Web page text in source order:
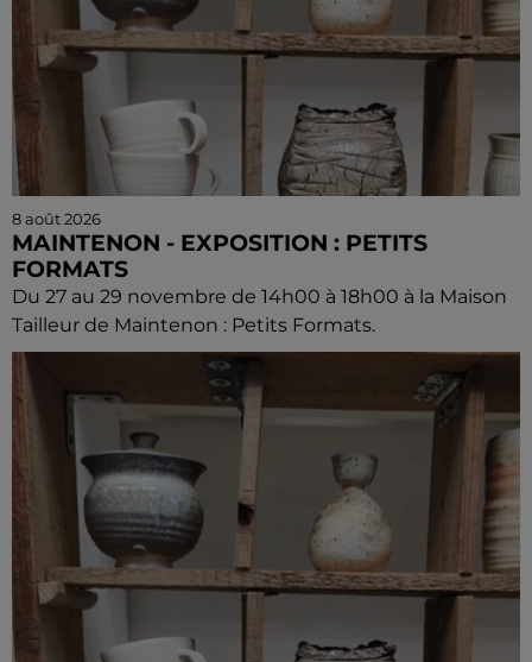
8 août 2026
MAINTENON - EXPOSITION : PETITS
FORMATS
Du 27 au 29 novembre de 14h00 à 18h00 à la Maison
Tailleur de Maintenon : Petits Formats.